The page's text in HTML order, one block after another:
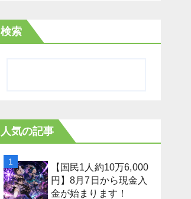
検索
人気の記事
【国民1人約10万6,000
円】8月7日から現金入
金が始まります！